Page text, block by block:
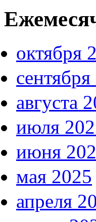
октября
августа
июля
июня
мая 2025
апреля